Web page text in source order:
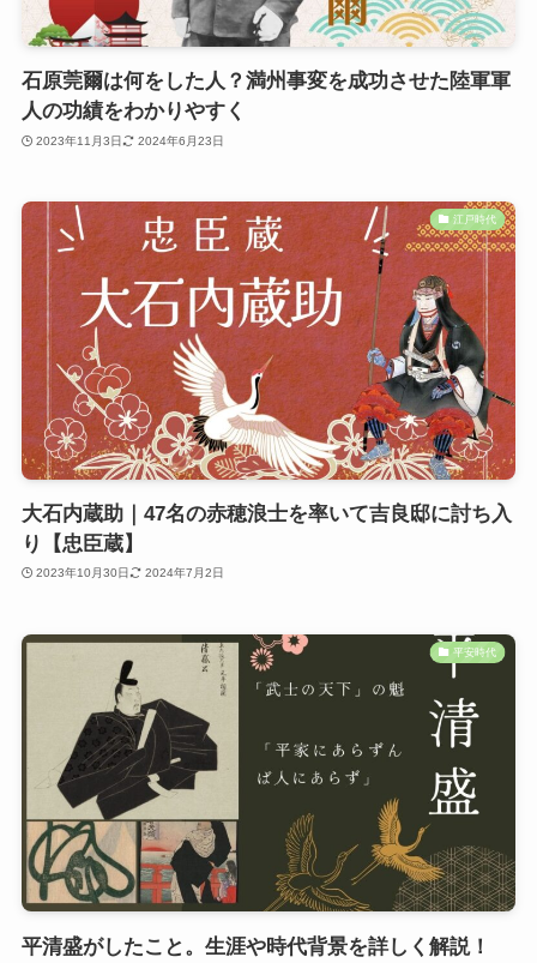
石原莞爾は何をした人？満州事変を成功させた陸軍軍
人の功績をわかりやすく
2023年11月3日 2024年6月23日
江戸時代
大石内蔵助｜47名の赤穂浪士を率いて吉良邸に討ち入
り【忠臣蔵】
2023年10月30日 2024年7月2日
平安時代
平清盛がしたこと。生涯や時代背景を詳しく解説！